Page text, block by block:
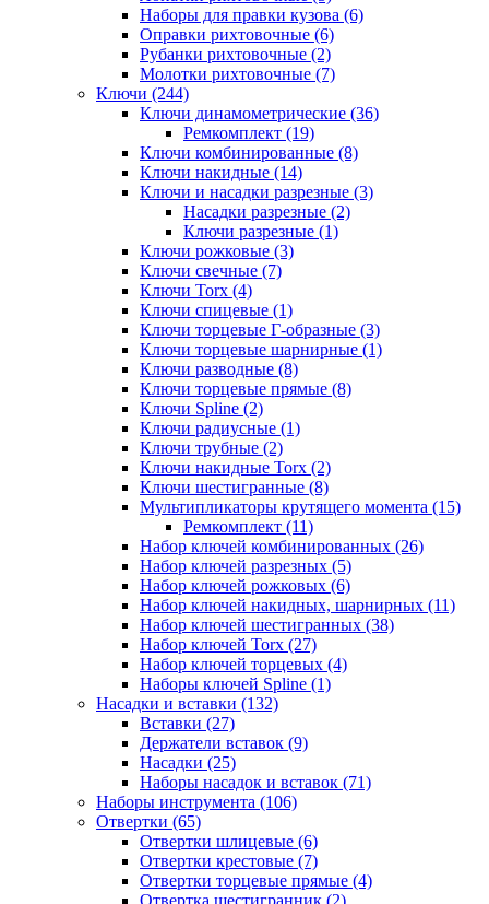
Наборы для правки кузова (6)
Оправки рихтовочные (6)
Рубанки рихтовочные (2)
Молотки рихтовочные (7)
Ключи (244)
Ключи динамометрические (36)
Ремкомплект (19)
Ключи комбинированные (8)
Ключи накидные (14)
Ключи и насадки разрезные (3)
Насадки разрезные (2)
Ключи разрезные (1)
Ключи рожковые (3)
Ключи свечные (7)
Ключи Torx (4)
Ключи спицевые (1)
Ключи торцевые Г-образные (3)
Ключи торцевые шарнирные (1)
Ключи разводные (8)
Ключи торцевые прямые (8)
Ключи Spline (2)
Ключи радиусные (1)
Ключи трубные (2)
Ключи накидные Torx (2)
Ключи шестигранные (8)
Мультипликаторы крутящего момента (15)
Ремкомплект (11)
Набор ключей комбинированных (26)
Набор ключей разрезных (5)
Набор ключей рожковых (6)
Набор ключей накидных, шарнирных (11)
Набор ключей шестигранных (38)
Набор ключей Torx (27)
Набор ключей торцевых (4)
Наборы ключей Spline (1)
Насадки и вставки (132)
Вставки (27)
Держатели вставок (9)
Насадки (25)
Наборы насадок и вставок (71)
Наборы инструмента (106)
Отвертки (65)
Отвертки шлицевые (6)
Отвертки крестовые (7)
Отвертки торцевые прямые (4)
Отвертка шестигранник (2)